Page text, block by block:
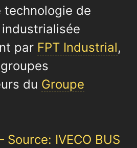
technologie de
par FPT Industrial,
du Groupe